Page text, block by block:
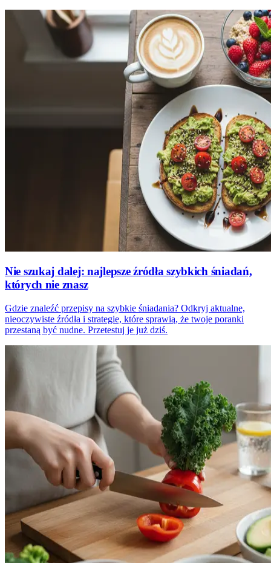
Nie szukaj dalej: najlepsze źródła szybkich śniadań,
których nie znasz
Gdzie znaleźć przepisy na szybkie śniadania? Odkryj aktualne,
nieoczywiste źródła i strategie, które sprawią, że twoje poranki
przestaną być nudne. Przetestuj je już dziś.